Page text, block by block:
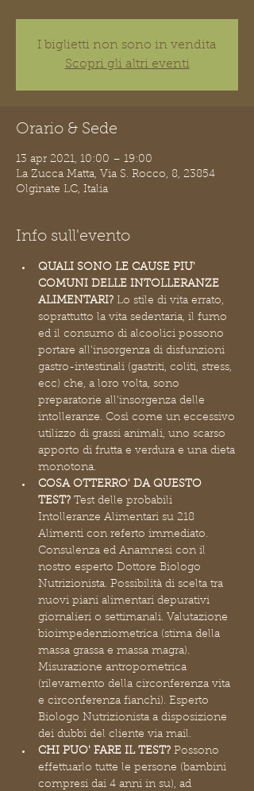
I biglietti non sono in vendita
Scopri gli altri eventi
Orario & Sede
13 apr 2021, 10:00 – 19:00
La Zucca Matta, Via S. Rocco, 8, 23854
Olginate LC, Italia
Info sull'evento
QUALI SONO LE CAUSE PIU'
COMUNI DELLE INTOLLERANZE
ALIMENTARI? Lo stile di vita errato,
soprattutto la vita sedentaria, il fumo
ed il consumo di alcoolici possono
portare all'insorgenza di disfunzioni
gastro-intestinali (gastriti, coliti, stress,
ecc) che, a loro volta, sono
preparatorie all'insorgenza delle
intolleranze. Così come un eccessivo
utilizzo di grassi animali, uno scarso
apporto di frutta e verdura e una dieta
monotona.
COSA OTTERRO' DA QUESTO
TEST? Test delle probabili
Intolleranze Alimentari su 218
Alimenti con referto immediato.
Consulenza ed Anamnesi con il
nostro esperto Dottore Biologo
Nutrizionista. Possibilità di scelta tra
nuovi piani alimentari depurativi
giornalieri o settimanali. Valutazione
bioimpedenziometrica (stima della
massa grassa e massa magra).
Misurazione antropometrica
(rilevamento della circonferenza vita
e circonferenza fianchi). Esperto
Biologo Nutrizionista a disposizione
dei dubbi del cliente via mail.
CHI PUO' FARE IL TEST? Possono
effettuarlo tutte le persone (bambini
compresi dai 4 anni in su), ad